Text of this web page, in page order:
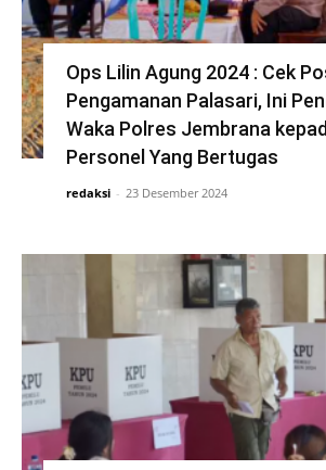
Ops Lilin Agung 2024 : Cek
Pengamanan Palasari, Ini
Waka Polres Jembrana
Personel Yang Bertugas
redaksi - 23 Desember 2024